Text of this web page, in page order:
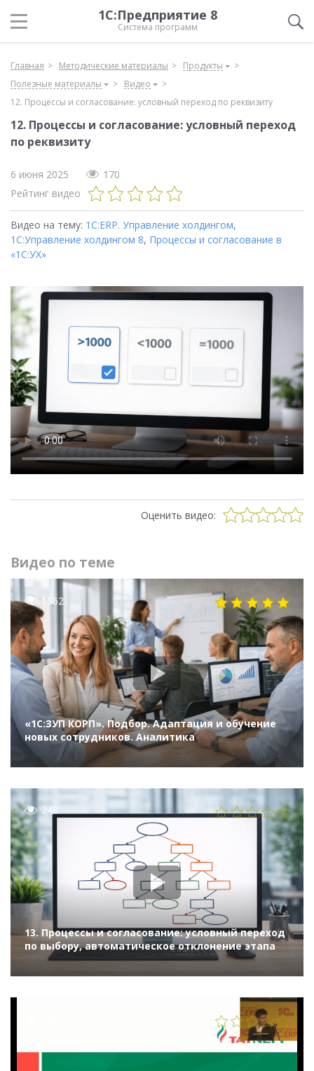
1С:Предприятие 8
Система программ
Главная Методические материалы
Продукты
Полезные материалы
Видео
12. Процессы и согласование: условный переход по реквизиту
12. Процессы и согласование: условный переход
по реквизиту
6 июня 2025
170
Рейтинг видео
Видео на тему: 1С:ERP. Управление холдингом,
1С:Управление холдингом 8, Процессы и согласование в
«1С:УХ»
Оценить видео:
Видео по теме
1562
«1С:ЗУП КОРП». Подбор. Адаптация и обучение
новых сотрудников. Аналитика
248
13. Процессы и согласование: условный переход
по выбору, автоматическое отклонение этапа